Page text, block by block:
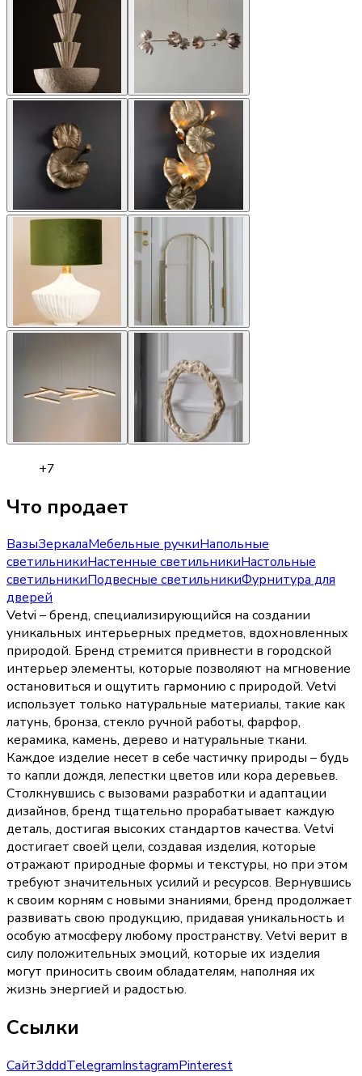
+7
Что продает
ВазыЗеркалаМебельные ручкиНапольные
светильникиНастенные светильникиНастольные
светильникиПодвесные светильникиФурнитура для
дверей
Vetvi – бренд, специализирующийся на создании
уникальных интерьерных предметов, вдохновленных
природой. Бренд стремится привнести в городской
интерьер элементы, которые позволяют на мгновение
остановиться и ощутить гармонию с природой. Vetvi
использует только натуральные материалы, такие как
латунь, бронза, стекло ручной работы, фарфор,
керамика, камень, дерево и натуральные ткани.
Каждое изделие несет в себе частичку природы – будь
то капли дождя, лепестки цветов или кора деревьев.
Столкнувшись с вызовами разработки и адаптации
дизайнов, бренд тщательно прорабатывает каждую
деталь, достигая высоких стандартов качества. Vetvi
достигает своей цели, создавая изделия, которые
отражают природные формы и текстуры, но при этом
требуют значительных усилий и ресурсов. Вернувшись
к своим корням с новыми знаниями, бренд продолжает
развивать свою продукцию, придавая уникальность и
особую атмосферу любому пространству. Vetvi верит в
силу положительных эмоций, которые их изделия
могут приносить своим обладателям, наполняя их
жизнь энергией и радостью.
Ссылки
Сайт3dddTelegramInstagramPinterest